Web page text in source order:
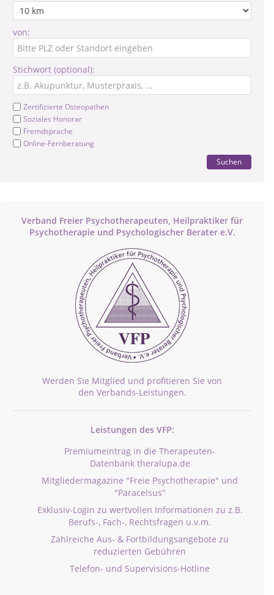
von:
Stichwort (optional):
Zertifizierte Osteopathen
Soziales Honorar
Fremdsprache
Online-Fernberatung
Suchen
Verband Freier Psychotherapeuten, Heilpraktiker für
Psychotherapie und Psychologischer Berater e.V.
Werden Sie Mitglied und profitieren Sie von
den Verbands-Leistungen.
Leistungen des VFP:
Premiumeintrag in die Therapeuten-
Datenbank theralupa.de
Mitgliedermagazine "Freie Psychotherapie" und
"Paracelsus"
Exklusiv-Login zu wertvollen Informationen zu z.B.
Berufs-, Fach-, Rechtsfragen u.v.m.
Zahlreiche Aus- & Fortbildungsangebote zu
reduzierten Gebühren
Telefon- und Supervisions-Hotline